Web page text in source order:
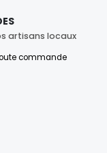
artisans locaux
commande